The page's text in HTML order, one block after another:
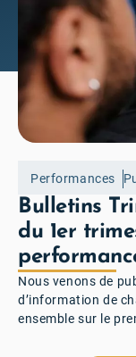
Performances
Bulletins
du 1er
Nous venons de
d’information de
ensemble sur le